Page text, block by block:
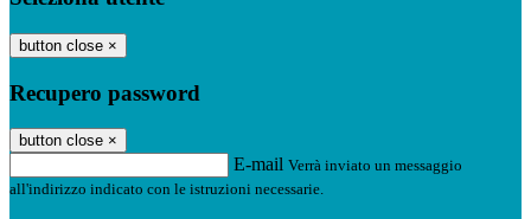
button close ×
Recupero password
button close ×
E-mail Verrà inviato un messaggio
all'indirizzo indicato con le istruzioni necessarie.